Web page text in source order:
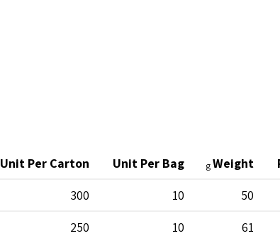
Weight
g
Unit Per Bag
Unit Per Carton
50
10
300
61
10
250